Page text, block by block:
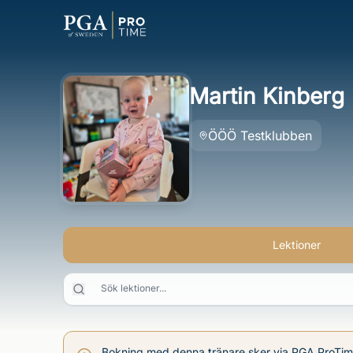
Martin Kinberg
ÖÖÖ Testklubben
Lektioner
Sök lektioner...